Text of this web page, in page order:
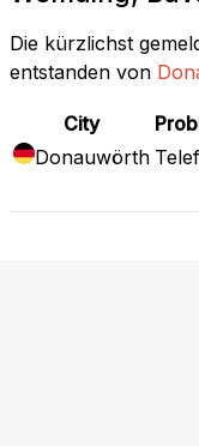
Die kürzlichst
entstanden von
City
Donauwörth